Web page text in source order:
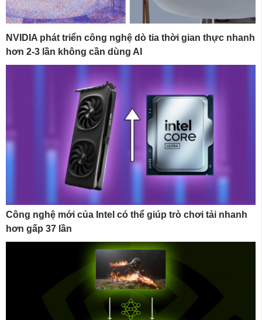
NVIDIA phát triển công nghệ dò tia thời gian thực nhanh
hơn 2-3 lần không cần dùng AI
Công nghệ mới của Intel có thể giúp trò chơi tải nhanh
hơn gấp 37 lần